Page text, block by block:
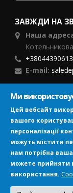
ЗАВЖДИ НА
Наша
E-mail:
ПІДПИСУЙСЯ
Image
©2018-2026
Ми
Цей вебсайт
вашого
персоналізації
можуть містити
нам потрібна ваша
можете прийняти
використання.